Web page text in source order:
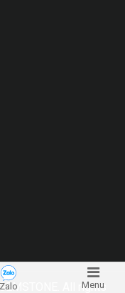
. All rights
Zalo Menu